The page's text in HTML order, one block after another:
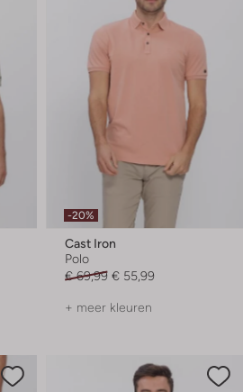
-20%
Cast Iron
Polo
€ 69,99 € 55,99
+ meer kleuren